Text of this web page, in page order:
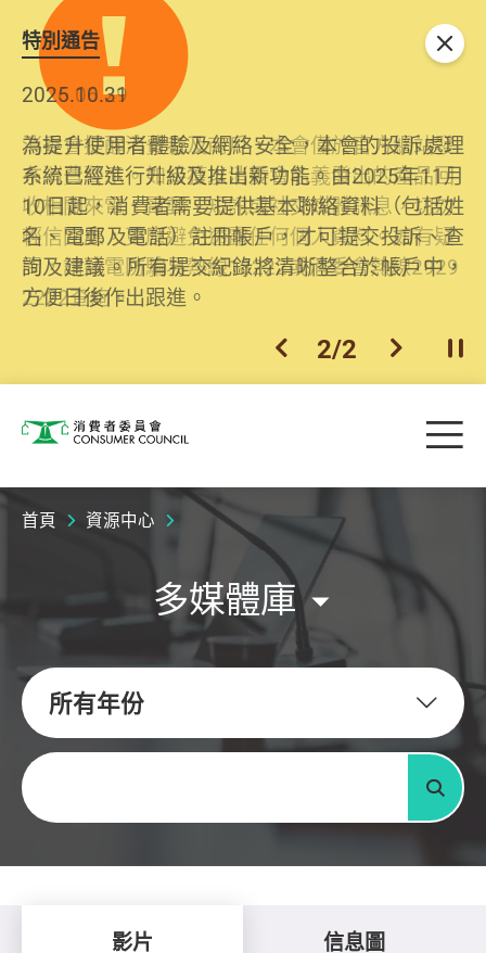
特別通告
2026.06.29
消委會提醒消費者及商戶，本會僅於官方網站發
布消費警示。如接獲以消委會名義發出的產品回
收相關來電、電郵、短訊或社交媒體訊息，切勿
輕信回應，更應避免透露任何個人資料。如有疑
問，請致電防騙易熱線18222或消委會熱線2929
2222查詢。
2025.10.31
為提升使用者體驗及網絡安全，本會的投訴處理
系統已經進行升級及推出新功能。由2025年11月
10日起，消費者需要提供基本聯絡資料（包括姓
名、電郵及電話）註冊帳戶，才可提交投訴、查
詢及建議。所有提交紀錄將清晰整合於帳戶中，
方便日後作出跟進。
上一個
2/2 下一個開
關閉
消費者委員會 目
首頁 資源中心
多媒體庫
所有年份
關鍵字
搜尋
影片 信息圖